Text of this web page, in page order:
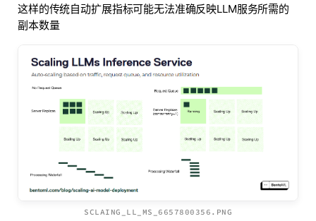
这样的传统自动扩展指标可能无法准确反映LLM服务所需的
副本数量
SCLAING_LL_MS_6657800356.PNG